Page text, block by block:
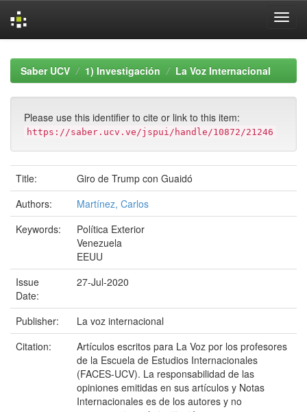
navigationSaber UCV 1) Investigación La Voz Internacional
Please use this identifier to cite or link to this item:
https://saber.ucv.ve/jspui/handle/10872/21246
Title:
Giro de Trump con Guaidó
Authors:
Martínez, Carlos
Keywords:
Política Exterior
Venezuela
EEUU
Issue
Date:
27-Jul-2020
Publisher:
La voz internacional
Citation:
Artículos escritos para La Voz por los profesores
de la Escuela de Estudios Internacionales
(FACES-UCV). La responsabilidad de las
opiniones emitidas en sus artículos y Notas
Internacionales es de los autores y no